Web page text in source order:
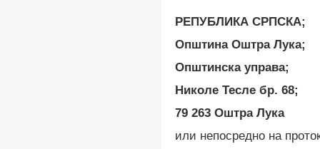
РЕПУБЛИКА СРПСКА;
Општина Оштра Лука;
Општинска управа;
Николе Тесле бр. 68;
79 263 Оштра Лука
или непосредно на